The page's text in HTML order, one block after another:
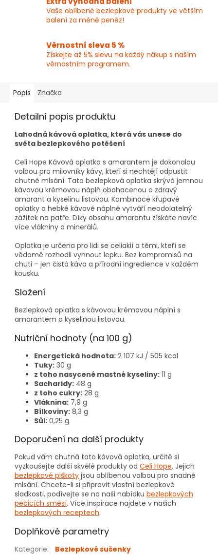
Vaše oblíbené bezlepkové produkty ve větším
balení za méně peněz!
Věrnostní sleva 5 %
Získejte až 5% slevu na každý nákup s naším
věrnostním programem.
Popis Značka
Detailní popis produktu
Lahodná kávová oplatka, která vás unese do
světa bezlepkového potěšení
Celi Hope Kávová oplatka s amarantem je dokonalou
volbou pro milovníky kávy, kteří si nechtějí odpustit
chutné mlsání. Tato bezlepková oplatka skrývá jemnou
kávovou krémovou náplň obohacenou o zdravý
amarant a kyselinu listovou. Kombinace křupavé
oplatky a hebké kávové náplně vytváří neodolatelný
zážitek na patře. Díky obsahu amarantu získáte navíc
více vlákniny a minerálů.
Oplatka je určena pro lidi se celiakií a těmi, kteří se
vědomě rozhodli vyhnout lepku. Bez kompromisů na
chuti – jen čistá káva a přírodní ingredience v každém
kousku.
Složení
Bezlepková oplatka s kávovou krémovou náplní s
amarantem a kyselinou listovou.
Nutriční hodnoty (na 100 g)
Energetická hodnota: 2 107 kJ / 505 kcal
Tuky: 30 g
z toho nasycené mastné kyseliny: 11 g
Sacharidy: 48 g
z toho cukry: 28 g
Vláknina: 7,9 g
Bílkoviny: 8,3 g
Sůl: 0,25 g
Doporučení na další produkty
Pokud vám chutná tato kávová oplatka, určitě si
vyzkoušejte další skvělé produkty od Celi Hope. Jejich
bezlepkové piškoty jsou oblíbenou volbou pro snadné
mlsání. Chcete-li si připravit vlastní bezlepkové
sladkosti, podívejte se na naši nabídku bezlepkových
pečících směsí. Více inspirace najdete v našich
bezlepkových receptech.
Doplňkové parametry
Kategorie:
Bezlepkové sušenky